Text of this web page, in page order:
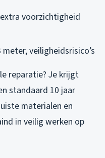
voorzichtigheid
veiligheidsrisico’s
reparatie? Je krijgt
standaard 10 jaar
materialen en
in veilig werken op